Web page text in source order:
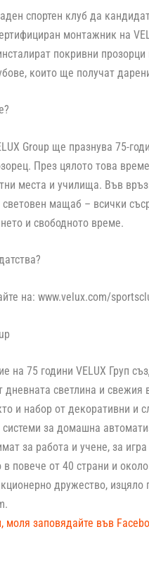
спортен клуб да
монтажник на
покривни
които ще получат
Group ще празнува 75-
През цялото това
места и училища. Във
мащаб – всички
и свободното време.
на: www.velux.com/
на 75 години VELUX Груп
дневната светлина и
и набор от декоративни и
системи за домашна
за работа и учене, за
в повече от 40 страни и
дружество,
моля заповядайте във